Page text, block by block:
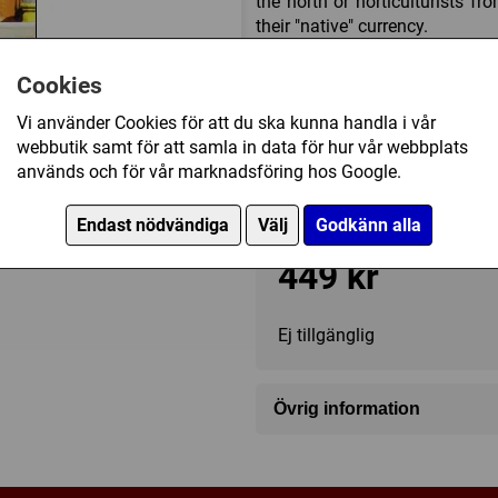
Cookies
Vi använder Cookies för att du ska kunna handla i vår
webbutik samt för att samla in data för hur vår webbplats
används och för vår marknadsföring hos Google.
Endast nödvändiga Välj Godkänn alla
their "native" currency.
Compete against your
2 - 6 45 - 60 (min)
449 kr
Ej tillgänglig
Övrig information